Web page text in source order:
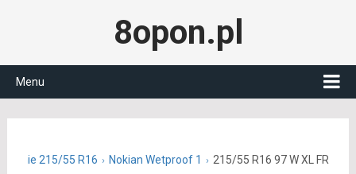
8opon.pl
Menu
letnie 215/55 R16 Nokian Wetproof 1 215/55 R16 97 W XL FR